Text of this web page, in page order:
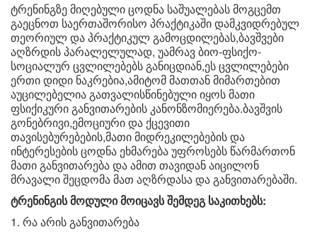
ტრენინგზე მიღებული ცოდნა საშუალებას მოგცემთ
გაეცნოთ საერთაშორისო პრაქტიკაში დამკვიდრებულ
თეორიულ და პრაქტიკულ გამოცდილებას,ბავშვები
აღზრდის პარალელულად, უამრავ ბიო-ფსიქო-
სოციალურ ცვლილებებს განიცდიან,ეს ცვლილებები
ერთი დიდი ნაკრებია,ამიტომ მათთან მიმართებით
აუცილებელია გათვალისწინებული იყოს მათი
ფსიქიკური განვითარების კანონზომიერება.ბავშვის
გონებრივი,ემოციური და ქცევითი
თავისებურებების,მათი მიდრეკილებების და
ინტერესების ცოდნა ეხმარება უფროსებს წარმართონ
მათი განვითარება და ამით თავიდან აიცილონ
მრავალი შეცდომა მათ აღზრდასა და განვითარებაში.
ტრენინგის მოდული მოიცავს შემდეგ საკითხებს:
1. რა არის განვითარება